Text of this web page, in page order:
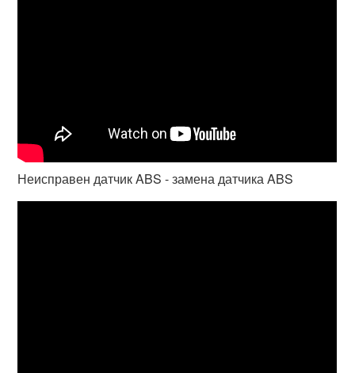
Неисправен датчик ABS - замена датчика ABS